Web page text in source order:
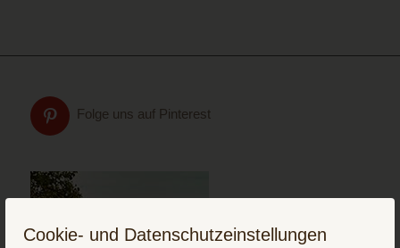
Cookie- und Datenschutzeinstellungen
Folge uns auf Pinterest